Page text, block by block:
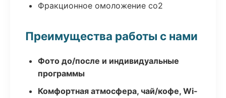
Фракционное омоложение co2
Преимущества работы с нами
Фото до/после и индивидуальные
программы
Комфортная атмосфера, чай/кофе, Wi-